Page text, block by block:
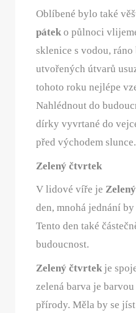
Oblíbené bylo také
páteko půlnoci
sklenice s vodou,
utvořených útvarů
tohoto roku nejlépe
Nahlédnout do
dírky vyvrtané do
před východem slunce.
Zelený čtvrtek
V lidové víře je
den, mnohá jednání
Tento den také
budoucnost.
Zelený čtvrtek je
zelená barva je
přírody. Měla by se